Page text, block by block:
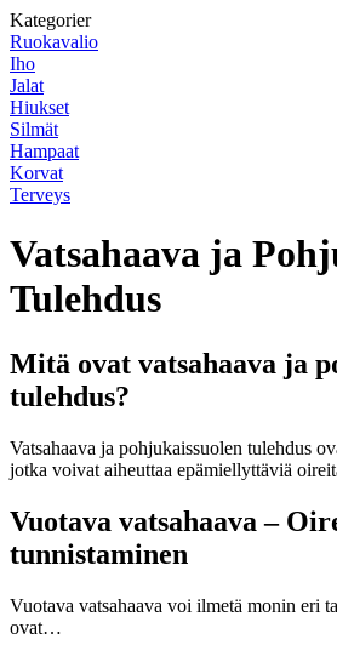
Kategorier
Ruokavalio
Iho
Jalat
Hiukset
Silmät
Hampaat
Korvat
Terveys
Vatsahaava ja
Tulehdus
Mitä ovat vatsahaava ja
tulehdus?
Vatsahaava ja pohjukaissuolen tulehdus
jotka voivat aiheuttaa epämiellyttäviä
Vuotava vatsahaava –
tunnistaminen
Vuotava vatsahaava voi ilmetä monin eri
ovat…